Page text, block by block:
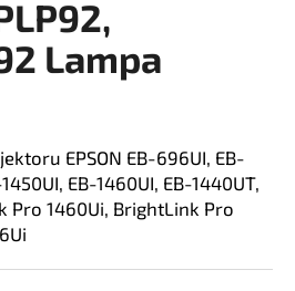
Lampa
EPSON EB-696UI, EB-
EB-1460UI, EB-1440UT,
Pro 1460Ui, BrightLink Pro